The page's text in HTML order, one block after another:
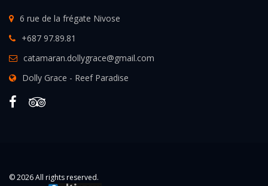
6 rue de la frégate Nivose
+687 97.89.81
catamaran.dollygrace@gmail.com
Dolly Grace - Reef Paradise
© 2026 All rights reserved.